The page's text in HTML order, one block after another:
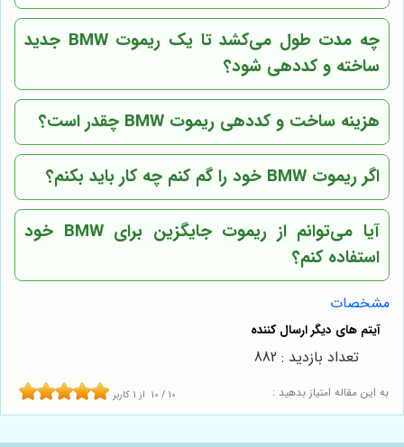
چه مدت طول می‌کشد تا یک ریموت BMW جدید
ساخته و کددهی شود؟
هزینه ساخت و کددهی ریموت BMW چقدر است؟
اگر ریموت BMW خود را گم کنم چه کار باید بکنم؟
آیا می‌توانم از ریموت جایگزین برای BMW خود
استفاده کنم؟
مشخصات
به این مقاله امتیاز بدهید : 10 / 10 از 1 کاربر
تعداد بازدید : 882